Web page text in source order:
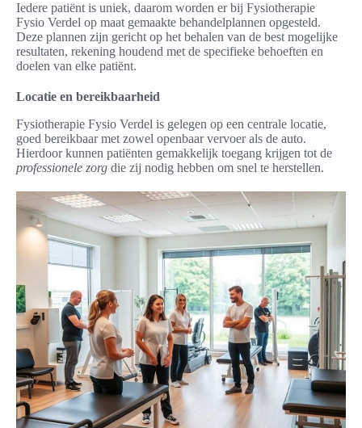
Iedere patiënt is uniek, daarom worden er bij Fysiotherapie
Fysio Verdel op maat gemaakte behandelplannen opgesteld.
Deze plannen zijn gericht op het behalen van de best mogelijke
resultaten, rekening houdend met de specifieke behoeften en
doelen van elke patiënt.
Locatie en bereikbaarheid
Fysiotherapie Fysio Verdel is gelegen op een centrale locatie,
goed bereikbaar met zowel openbaar vervoer als de auto.
Hierdoor kunnen patiënten gemakkelijk toegang krijgen tot de
professionele zorg die zij nodig hebben om snel te herstellen.